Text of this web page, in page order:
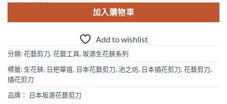
加入購物車
Add to wishlist
分類:花藝剪刀, 花藝工具, 坂源生花鋏系列
標籤:生花鋏, 日把華道, 日本花藝剪刀, 池之坊, 日本插花剪刀, 花藝剪刀,
插花剪刀
品牌：
日本坂源花藝剪刀